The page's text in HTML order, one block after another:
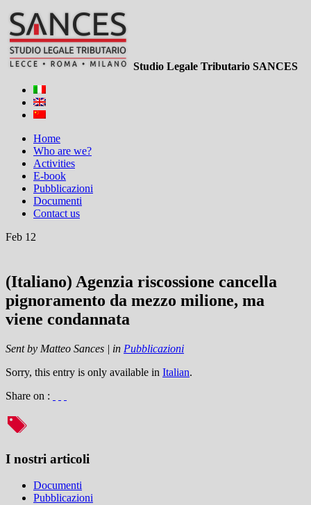
Studio Legale Tributario SANCES
Home
Who are we?
Activities
E-book
Pubblicazioni
Documenti
Contact us
Feb 12
(Italiano) Agenzia riscossione cancella
pignoramento da mezzo milione, ma
viene condannata
Sent by Matteo Sances | in Pubblicazioni
Sorry, this entry is only available in Italian.
Share on :
I nostri articoli
Documenti
Pubblicazioni